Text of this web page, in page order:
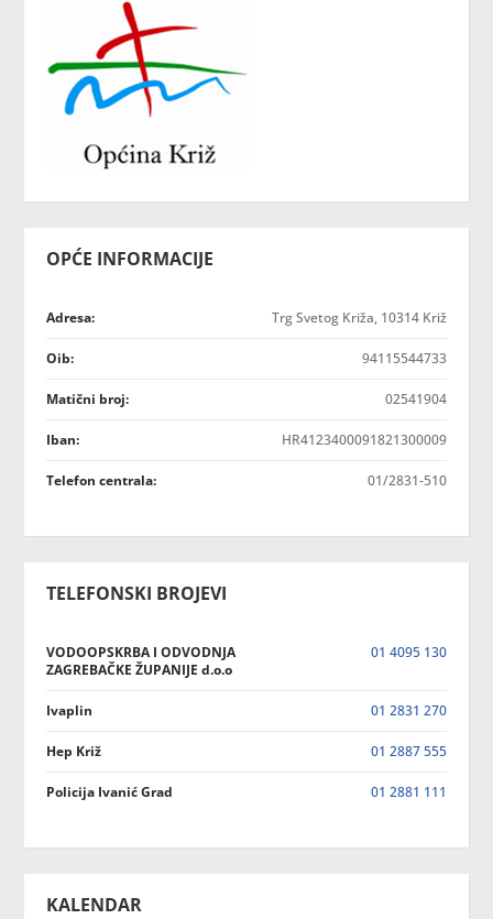
OPĆE INFORMACIJE
Adresa: Trg Svetog Križa, 10314 Križ
Oib: 94115544733
Matični broj: 02541904
Iban: HR4123400091821300009
Telefon centrala: 01/2831-510
TELEFONSKI BROJEVI
VODOOPSKRBA I ODVODNJA
ZAGREBAČKE ŽUPANIJE d.o.o
01 4095 130
Ivaplin 01 2831 270
Hep Križ 01 2887 555
Policija Ivanić Grad 01 2881 111
KALENDAR